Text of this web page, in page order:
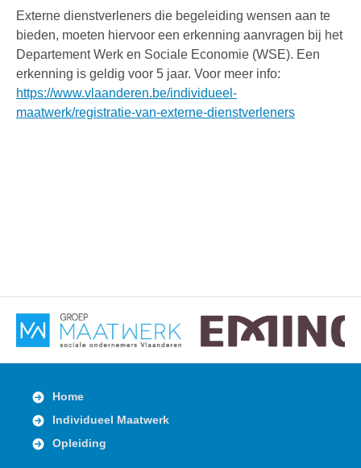
Externe dienstverleners die begeleiding wensen aan te
bieden, moeten hiervoor een erkenning aanvragen bij het
Departement Werk en Sociale Economie (WSE). Een
erkenning is geldig voor 5 jaar. Voor meer info:
https://www.vlaanderen.be/individueel-
maatwerk/registratie-van-externe-dienstverleners
Home
Individueel Maatwerk
Opleiding